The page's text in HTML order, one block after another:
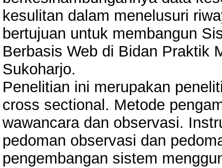
kesulitan dalam menelusuri
bertujuan untuk membangun
Berbasis Web di Bidan Praktik
Sukoharjo.
Penelitian ini merupakan
cross sectional. Metode
wawancara dan observasi.
pedoman observasi dan
pengembangan sistem